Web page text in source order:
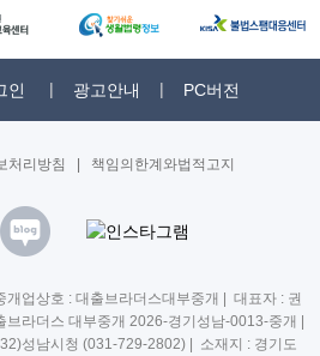
인 광고안내 PC버전
처리방침 책임의한계와법적고지
업상호 : 대출브라더스대부중개 | 대표자 : 권
라더스 대부중개 2026-경기성남-0013-중개 |
성남시청 (031-729-2802) | 소재지 : 경기도